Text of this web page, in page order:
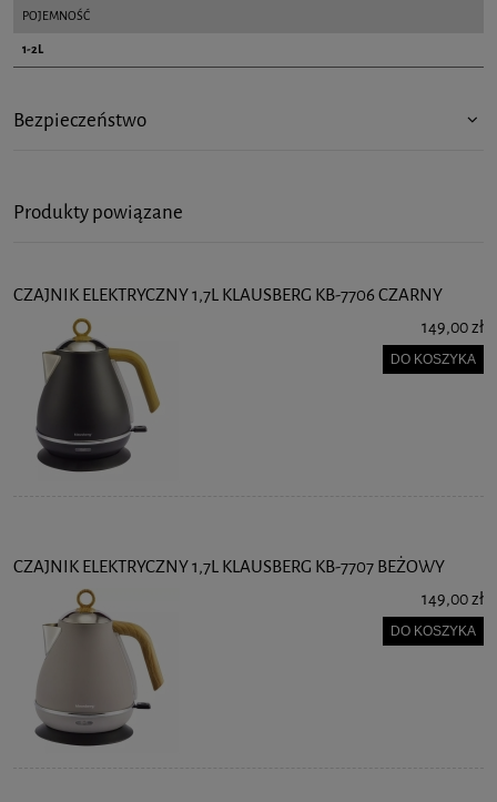
POJEMNOŚĆ
1-2L
Bezpieczeństwo
Produkty powiązane
CZAJNIK ELEKTRYCZNY 1,7L KLAUSBERG KB-7706 CZARNY
149,00 zł
DO KOSZYKA
CZAJNIK ELEKTRYCZNY 1,7L KLAUSBERG KB-7707 BEŻOWY
149,00 zł
DO KOSZYKA